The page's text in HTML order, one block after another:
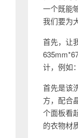
一个既能
我们要为
首先，让
计，例如
首先是该
方，配合
个面板看
的衣物材